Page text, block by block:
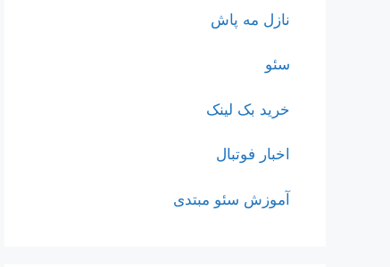
نازل مه پاش
سئو
خرید بک لینک
اخبار فوتبال
آموزش سئو مبتدی